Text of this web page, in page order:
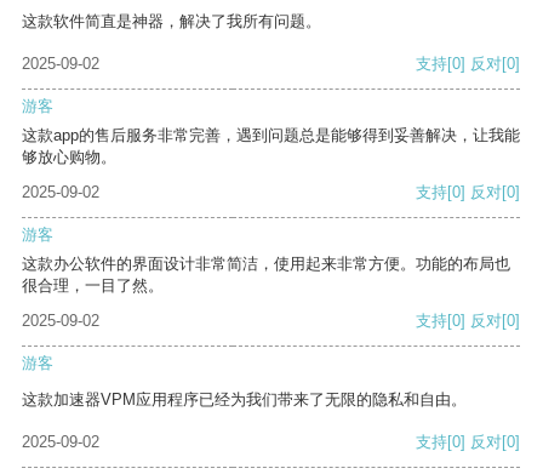
这款软件简直是神器，解决了我所有问题。
2025-09-02 支持[0] 反对[0]
游客
这款app的售后服务非常完善，遇到问题总是能够得到妥善解决，让我能
够放心购物。
2025-09-02
支持[0] 反对[0]
游客
这款办公软件的界面设计非常简洁，使用起来非常方便。功能的布局也
很合理，一目了然。
2025-09-02
支持[0] 反对[0]
游客
这款加速器VPM应用程序已经为我们带来了无限的隐私和自由。
2025-09-02 支持[0] 反对[0]